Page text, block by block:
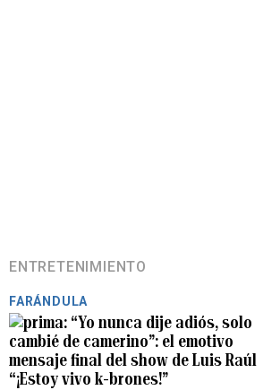
ENTRETENIMIENTO
FARÁNDULA
“Yo nunca dije adiós, solo
cambié de camerino”: el emotivo
mensaje final del show de Luis Raúl
“¡Estoy vivo k-brones!”